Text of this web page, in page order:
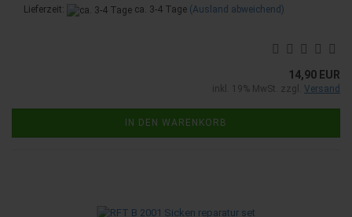
Lieferzeit: ca. 3-4 Tage (Ausland abweichend)
14,90 EUR
inkl. 19% MwSt. zzgl. Versand
IN DEN WARENKORB